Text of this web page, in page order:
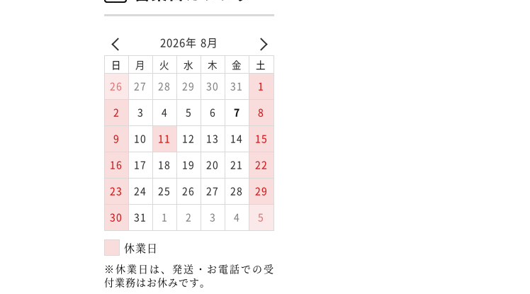
2026年 8月
日 月 火 水 木 金
土
26
27 28 29 30 31
1
2
3 4 5 6 7
8
9
10 11 12 13 14
15
16
17 18 19 20 21
22
23
24 25 26 27 28
29
30
31 1 2 3 4 5
休業日
※休業日は、発送・お電話での受
付業務はお休みです。